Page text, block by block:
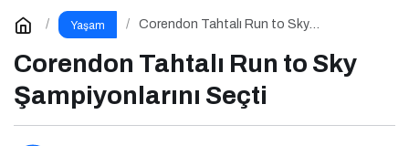
Yaşam
Corendon Tahtalı Run to Sky
Corendon Tahtalı Run to Sky
Şampiyonlarını Seçti